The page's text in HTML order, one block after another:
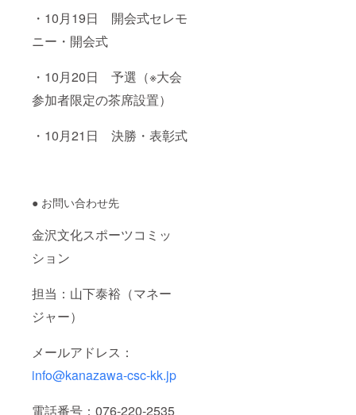
・10月19日 開会式セレモ
ニー・開会式
・10月20日 予選（※大会
参加者限定の茶席設置）
・10月21日 決勝・表彰式
● お問い合わせ先
金沢文化スポーツコミッ
ション
担当：山下泰裕（マネー
ジャー）
メールアドレス：
info@kanazawa-csc-kk.jp
電話番号：076-220-2535